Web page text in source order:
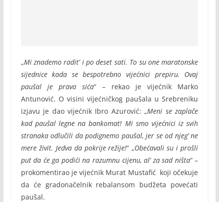
„Mi znademo radit’ i po deset sati. To su one maratonske
sijednice kada se bespotrebno vijećnici prepiru. Ovaj
paušal je prava sića“ – rekao je vijećnik Marko
Antunović. O visini vijećničkog paušala u Srebreniku
izjavu je dao vijećnik Ibro Azurović: „Meni se zaplače
kad paušal legne na bankomat! Mi smo vijećnici iz svih
stranaka odlučili da podignemo paušal, jer se od njeg’ ne
mere živit. Jedva da pokrije režije!“ „Obećavali su i prošli
put da će ga podići na razumnu cijenu, al’ za sad ništa“ –
prokomentirao je vijećnik Murat Mustafić koji očekuje
da će gradonačelnik rebalansom budžeta povećati
paušal.